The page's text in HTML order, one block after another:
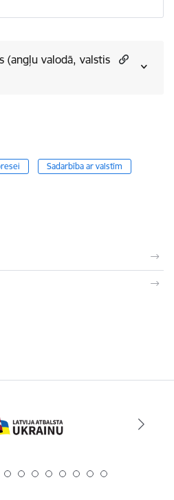
(angļu valodā, valstis
Sadarbība ar valstīm